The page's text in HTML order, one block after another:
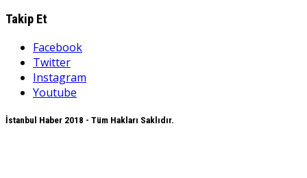
Takip Et
Facebook
Twitter
Instagram
Youtube
İstanbul Haber 2018 - Tüm Hakları Saklıdır.